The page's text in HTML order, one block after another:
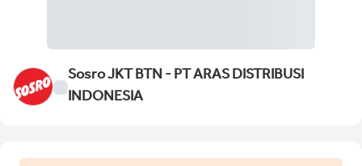
Sosro JKT BTN - PT ARAS DISTRIBUSI
INDONESIA